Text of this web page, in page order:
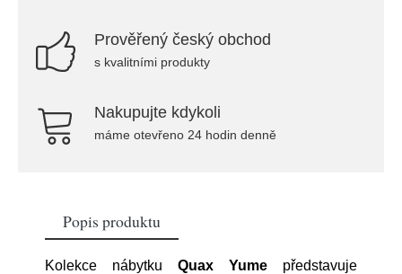
Prověřený český obchod
s kvalitními produkty
Nakupujte kdykoli
máme otevřeno 24 hodin denně
Popis produktu
Kolekce nábytku Quax Yume představuje